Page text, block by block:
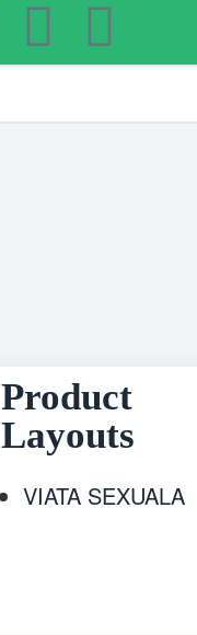
Product
Layouts
VIATA SEXUALA